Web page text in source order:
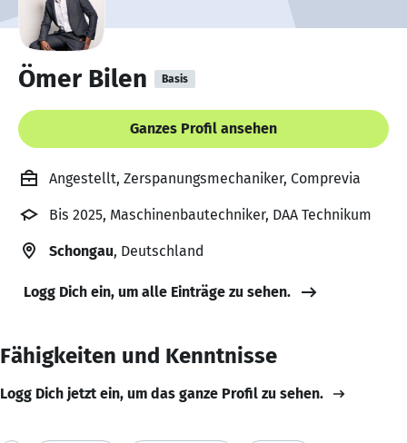
Ömer Bilen Basis
Ganzes Profil ansehen
Angestellt, Zerspanungsmechaniker, Comprevia
Bis 2025, Maschinenbautechniker, DAA Technikum
Schongau, Deutschland
Logg Dich ein, um alle Einträge zu sehen.
Fähigkeiten und Kenntnisse
Logg Dich jetzt ein, um das ganze Profil zu sehen.